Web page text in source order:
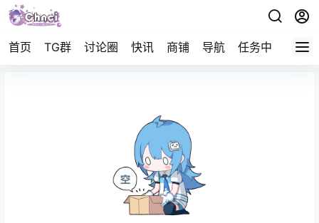
首页 TG群 讨论圈 快讯 商铺 导航 任务中心 帮助